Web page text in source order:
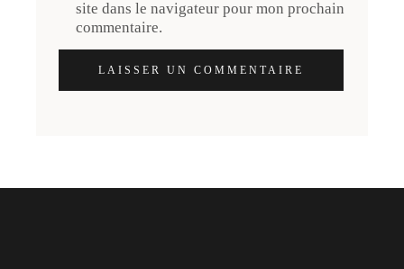
site dans le navigateur pour mon prochain
commentaire.
LAISSER UN COMMENTAIRE